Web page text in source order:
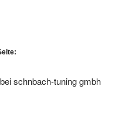
schnbach-tuning gmbh